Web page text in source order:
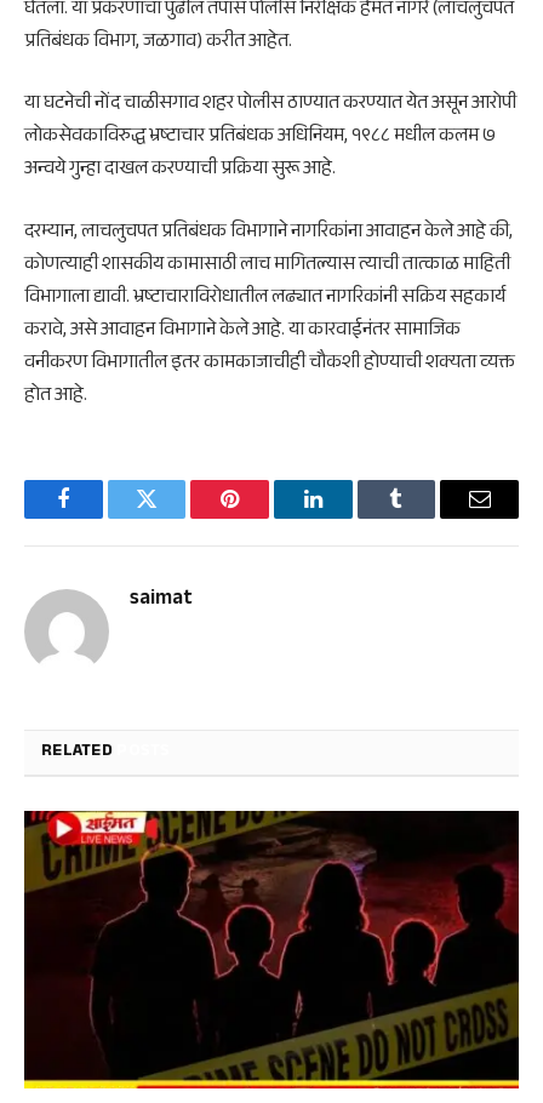
घेतला. या प्रकरणाचा पुढील तपास पोलीस निरीक्षक हेमंत नागरे (लाचलुचपत
प्रतिबंधक विभाग, जळगाव) करीत आहेत.
या घटनेची नोंद चाळीसगाव शहर पोलीस ठाण्यात करण्यात येत असून आरोपी
लोकसेवकाविरुद्ध भ्रष्टाचार प्रतिबंधक अधिनियम, १९८८ मधील कलम ७
अन्वये गुन्हा दाखल करण्याची प्रक्रिया सुरू आहे.
दरम्यान, लाचलुचपत प्रतिबंधक विभागाने नागरिकांना आवाहन केले आहे की,
कोणत्याही शासकीय कामासाठी लाच मागितल्यास त्याची तात्काळ माहिती
विभागाला द्यावी. भ्रष्टाचाराविरोधातील लढ्यात नागरिकांनी सक्रिय सहकार्य
करावे, असे आवाहन विभागाने केले आहे. या कारवाईनंतर सामाजिक
वनीकरण विभागातील इतर कामकाजाचीही चौकशी होण्याची शक्यता व्यक्त
होत आहे.
FacebookTwitter Pinterest LinkedInTumblr Email
saimat
RELATED